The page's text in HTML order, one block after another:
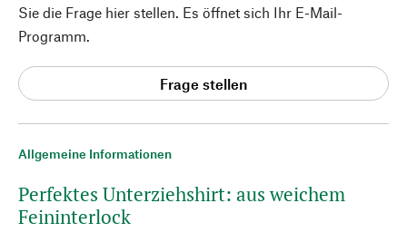
Allgemeine Informationen
Perfektes Unterziehshirt: aus weichem
Feininterlock
Sie die Frage hier stellen. Es öffnet sich Ihr E-Mail-
Programm.
Frage stellen